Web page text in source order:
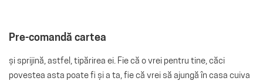
Pre-comandă cartea
și sprijină, astfel, tipărirea ei. Fie că o vrei pentru tine, căci
povestea asta poate fi și a ta, fie că vrei să ajungă în casa cuiva